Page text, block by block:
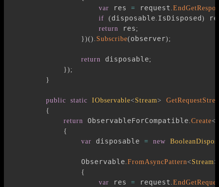
var res = request .
if
( disposable. IsDisposed )
return res ;
})() . Subscribe( observer) ;
return disposable;
}) ;
}
public static IObservable<Stream>
{
return ObservableForCompatible.Create<
{
var disposable = new
                Observable
.FromAsyncPattern<Stream>
{
var res = request .